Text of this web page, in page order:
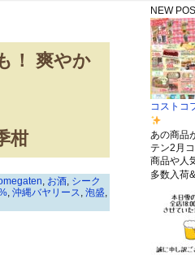
！ 爽やか
柑
, お酒, シーク
, 沖縄バヤリース, 泡盛,
NEW
コストコ
あの商品
テン2月
商品や人
多数入荷&